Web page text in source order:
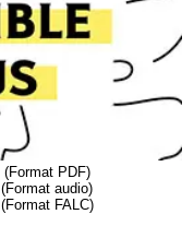
PDF)
audio)
FALC)